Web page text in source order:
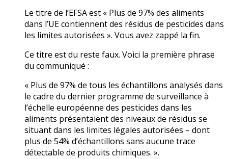
Le titre de l’EFSA est « Plus de 97% des aliments
dans l’UE contiennent des résidus de pesticides dans
les limites autorisées ». Vous avez zappé la fin.
Ce titre est du reste faux. Voici la première phrase
du communiqué :
« Plus de 97% de tous les échantillons analysés dans
le cadre du dernier programme de surveillance à
l’échelle européenne des pesticides dans les
aliments présentaient des niveaux de résidus se
situant dans les limites légales autorisées – dont
plus de 54% d’échantillons sans aucune trace
détectable de produits chimiques. ».